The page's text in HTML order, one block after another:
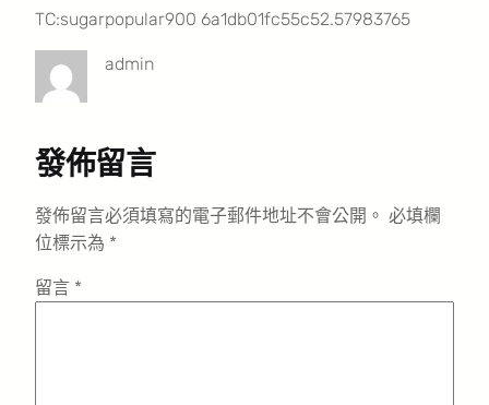
TC:sugarpopular900 6a1db01fc55c52.57983765
admin
發佈留言
發佈留言必須填寫的電子郵件地址不會公開。 必填欄
位標示為 *
留言 *